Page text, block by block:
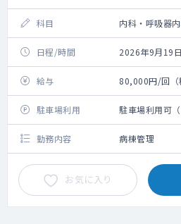
科目 内科・呼吸器
日程/時間 2026年9月19
給与 80,000円/回（
駐車場利用 駐車場利用可
勤務内容 病棟管理
お気に入り